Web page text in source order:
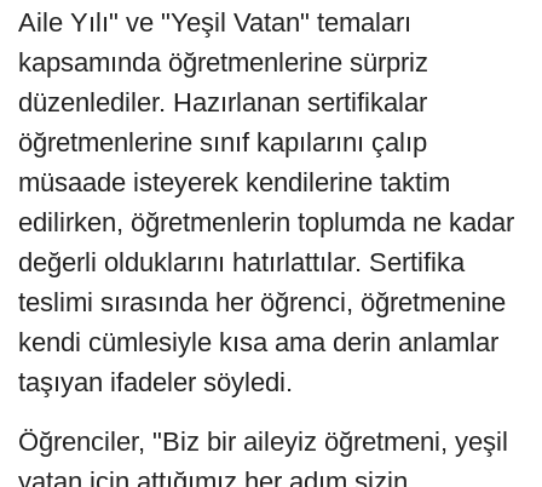
Aile Yılı" ve "Yeşil Vatan" temaları
kapsamında öğretmenlerine sürpriz
düzenlediler. Hazırlanan sertifikalar
öğretmenlerine sınıf kapılarını çalıp
müsaade isteyerek kendilerine taktim
edilirken, öğretmenlerin toplumda ne kadar
değerli olduklarını hatırlattılar. Sertifika
teslimi sırasında her öğrenci, öğretmenine
kendi cümlesiyle kısa ama derin anlamlar
taşıyan ifadeler söyledi.
Öğrenciler, "Biz bir aileyiz öğretmeni, yeşil